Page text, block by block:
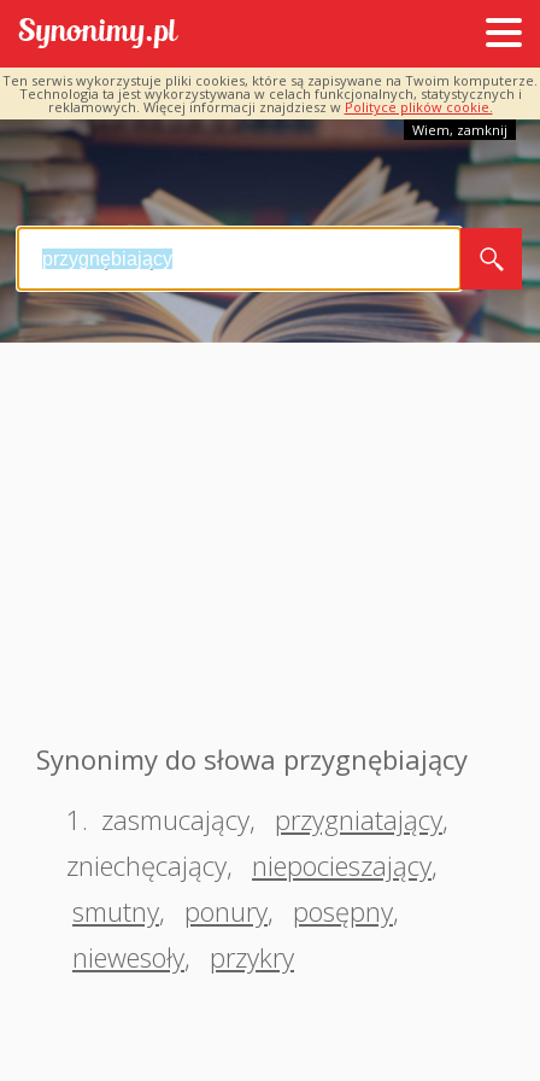
Ten serwis wykorzystuje pliki cookies, które są zapisywane na Twoim komputerze.
Technologia ta jest wykorzystywana w celach funkcjonalnych, statystycznych i
reklamowych. Więcej informacji znajdziesz w Polityce plików cookie.
Wiem, zamknij
Synonimy do słowa przygnębiający
1. zasmucający, przygniatający,
zniechęcający, niepocieszający,
smutny, ponury, posępny,
niewesoły, przykry